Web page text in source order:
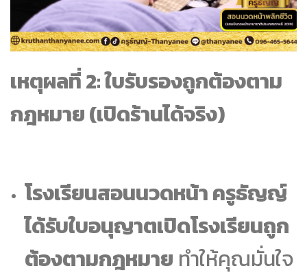
เหตุผลที่ 2: ใบรับรองถูกต้องตาม
กฎหมาย (เปิดร้านได้จริง)
โรงเรียนสอนนวดหน้า ครูธัญญ์
ได้รับใบอนุญาตเปิดโรงเรียนถูก
ต้องตามกฎหมาย ทำให้คุณมั่นใจ